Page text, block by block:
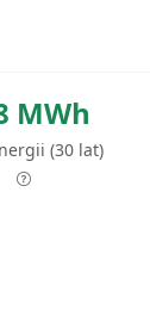
MWh
(30 lat)